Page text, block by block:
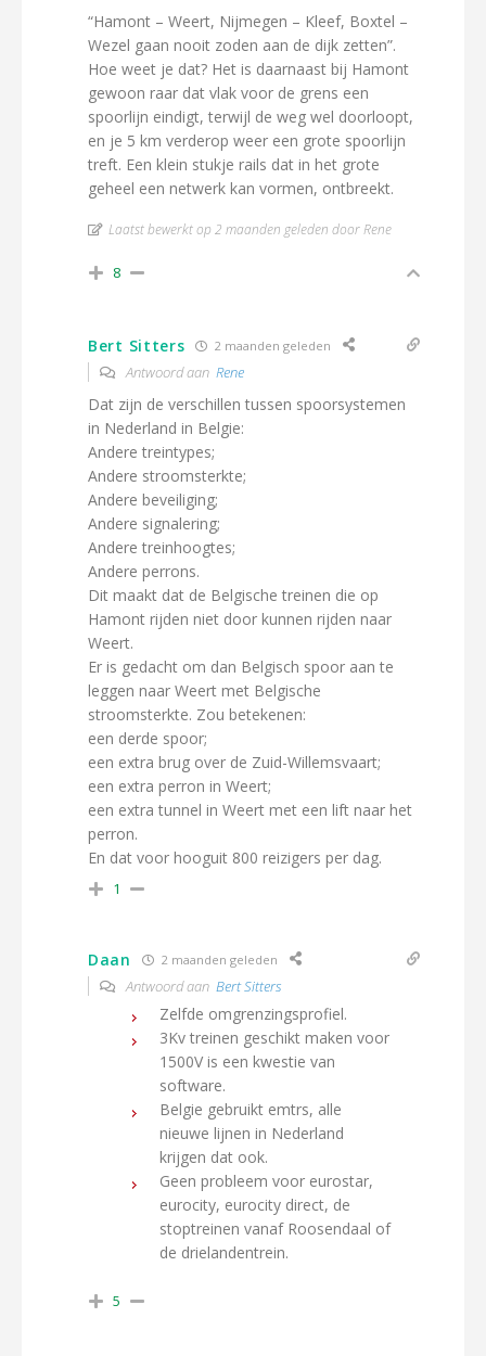
“Hamont – Weert, Nijmegen – Kleef, Boxtel –
Wezel gaan nooit zoden aan de dijk zetten”.
Hoe weet je dat? Het is daarnaast bij Hamont
gewoon raar dat vlak voor de grens een
spoorlijn eindigt, terwijl de weg wel doorloopt,
en je 5 km verderop weer een grote spoorlijn
treft. Een klein stukje rails dat in het grote
geheel een netwerk kan vormen, ontbreekt.
Laatst bewerkt op 2 maanden geleden door Rene
8
Bert Sitters 2 maanden geleden
Antwoord aan Rene
Dat zijn de verschillen tussen spoorsystemen
in Nederland in Belgie:
Andere treintypes;
Andere stroomsterkte;
Andere beveiliging;
Andere signalering;
Andere treinhoogtes;
Andere perrons.
Dit maakt dat de Belgische treinen die op
Hamont rijden niet door kunnen rijden naar
Weert.
Er is gedacht om dan Belgisch spoor aan te
leggen naar Weert met Belgische
stroomsterkte. Zou betekenen:
een derde spoor;
een extra brug over de Zuid-Willemsvaart;
een extra perron in Weert;
een extra tunnel in Weert met een lift naar het
perron.
En dat voor hooguit 800 reizigers per dag.
1
Daan 2 maanden geleden
Antwoord aan Bert Sitters
Zelfde omgrenzingsprofiel.
3Kv treinen geschikt maken voor
1500V is een kwestie van
software.
Belgie gebruikt emtrs, alle
nieuwe lijnen in Nederland
krijgen dat ook.
Geen probleem voor eurostar,
eurocity, eurocity direct, de
stoptreinen vanaf Roosendaal of
de drielandentrein.
5